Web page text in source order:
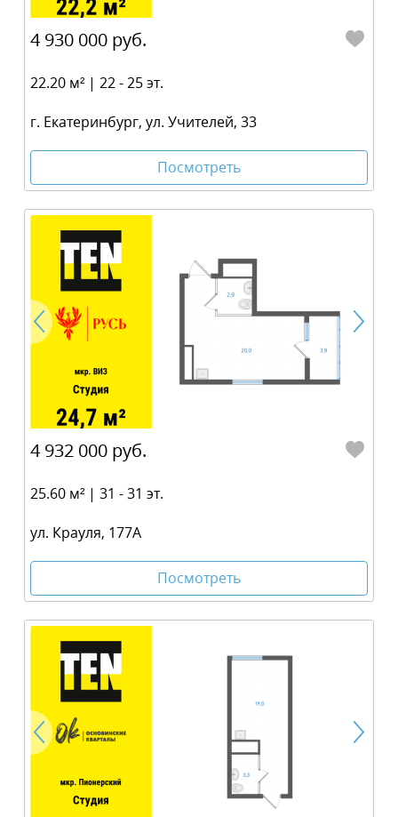
4 930 000 руб.
22.20 м² | 22 - 25 эт.
г. Екатеринбург, ул. Учителей, 33
Посмотреть
4 932 000 руб.
25.60 м² | 31 - 31 эт.
ул. Крауля, 177А
Посмотреть